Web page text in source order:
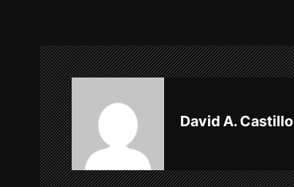
n
a
v
i
g
David A. Castillo